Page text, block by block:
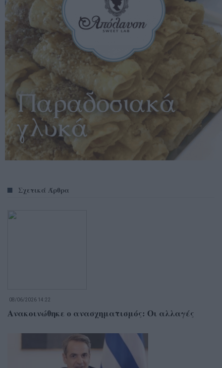
Σχετικά Άρθρα
08/06/2026 14:22
Ανακοινώθηκε ο ανασχηματισμός: Οι αλλαγές